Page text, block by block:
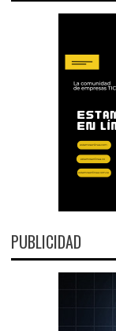
PUBLICIDAD